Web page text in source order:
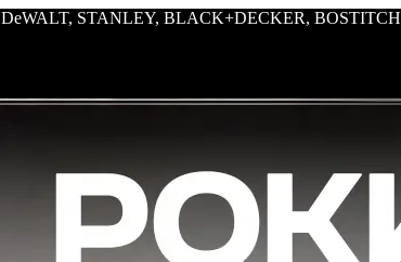
DeWALT, STANLEY, BLACK+DECKER, BOSTITCH